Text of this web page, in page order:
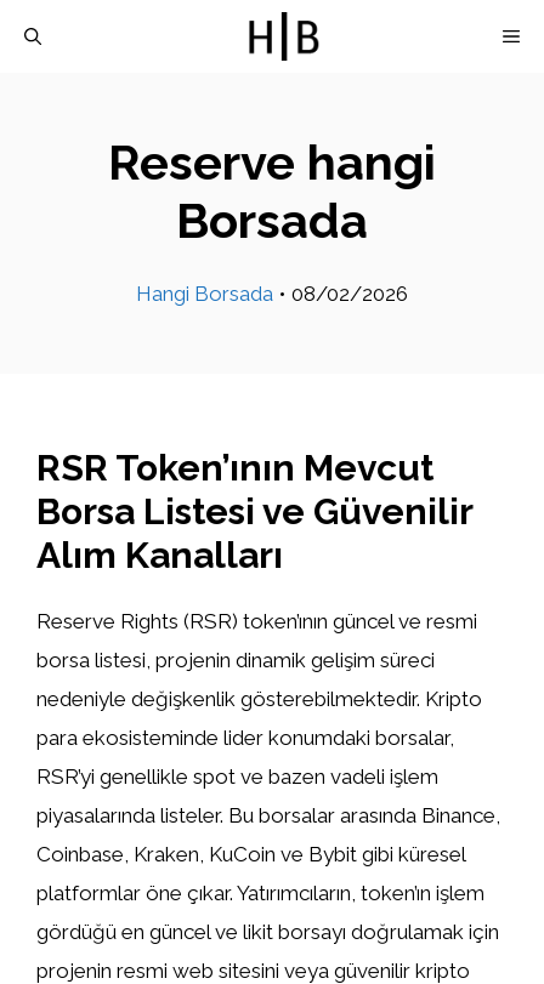
Reserve hangi
Borsada
Hangi Borsada • 08/02/2026
RSR Token’ının Mevcut
Borsa Listesi ve Güvenilir
Alım Kanalları
Reserve Rights (RSR) token’ının güncel ve resmi
borsa listesi, projenin dinamik gelişim süreci
nedeniyle değişkenlik gösterebilmektedir. Kripto
para ekosisteminde lider konumdaki borsalar,
RSR’yi genellikle spot ve bazen vadeli işlem
piyasalarında listeler. Bu borsalar arasında Binance,
Coinbase, Kraken, KuCoin ve Bybit gibi küresel
platformlar öne çıkar. Yatırımcıların, token’ın işlem
gördüğü en güncel ve likit borsayı doğrulamak için
projenin resmi web sitesini veya güvenilir kripto